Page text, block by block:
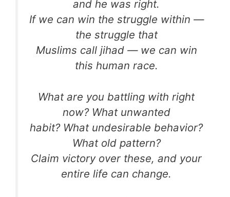
and he was right.
If we can win the struggle within —
the struggle that
Muslims call jihad — we can win
this human race.
What are you battling with right
now? What unwanted
habit? What undesirable behavior?
What old pattern?
Claim victory over these, and your
entire life can change.